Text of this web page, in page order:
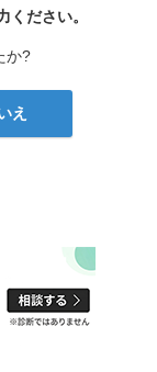
ください。
か?
え